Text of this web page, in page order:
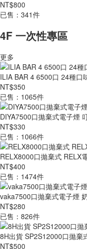
NT$800
已售：341件
4F 一次性專區
更多
ILIA BAR 4 6500口 24種口
NT$350
已售：1065件
DIYA7500口拋棄式電子煙
NT$330
已售：1066件
RELX8000口拋棄式 RELX
NT$400
已售：1474件
vaka7500口拋棄式電子煙
NT$280
已售：826件
8H出貨 SP2S12000口拋棄
NT$500